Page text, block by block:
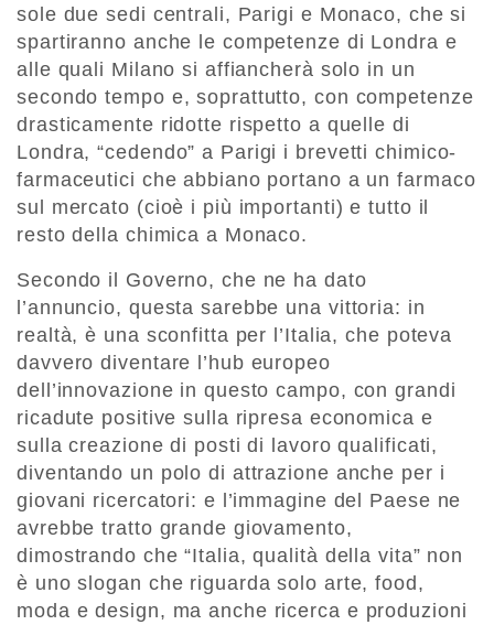
sole due sedi centrali, Parigi e Monaco, che si
spartiranno anche le competenze di Londra e
alle quali Milano si affiancherà solo in un
secondo tempo e, soprattutto, con competenze
drasticamente ridotte rispetto a quelle di
Londra, “cedendo” a Parigi i brevetti chimico-
farmaceutici che abbiano portano a un farmaco
sul mercato (cioè i più importanti) e tutto il
resto della chimica a Monaco.
Secondo il Governo, che ne ha dato
l’annuncio, questa sarebbe una vittoria: in
realtà, è una sconfitta per l’Italia, che poteva
davvero diventare l’hub europeo
dell’innovazione in questo campo, con grandi
ricadute positive sulla ripresa economica e
sulla creazione di posti di lavoro qualificati,
diventando un polo di attrazione anche per i
giovani ricercatori: e l’immagine del Paese ne
avrebbe tratto grande giovamento,
dimostrando che “Italia, qualità della vita” non
è uno slogan che riguarda solo arte, food,
moda e design, ma anche ricerca e produzioni